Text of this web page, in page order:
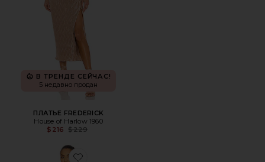
В ТРЕНДЕ СЕЙЧАС!
5 недавно продан
ПЛАТЬЕ FREDERICK
House of Harlow 1960
$216
Previous price:
$229